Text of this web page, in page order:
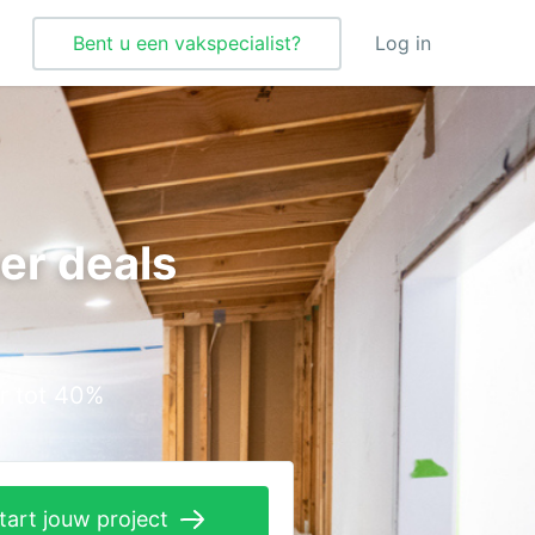
Bent u een vakspecialist? Log in
Tegelzetter
Vloeren
Vochtbestrijding
Warmtepomp
Zonnepanelen
Zonwering
deals
tot 40%
jouw project